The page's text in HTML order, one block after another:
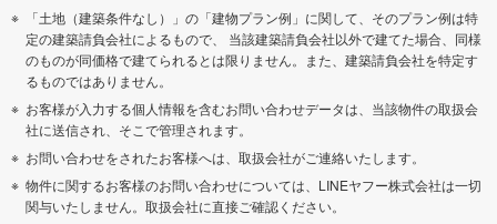
「土地（建築条件なし）」の「建物プラン例」に関して、そのプラン例は特
定の建築請負会社によるもので、 当該建築請負会社以外で建てた場合、同様
のものが同価格で建てられるとは限りません。また、建築請負会社を特定す
るものではありません。
お客様が入力する個人情報を含むお問い合わせデータは、当該物件の取扱会
社に送信され、そこで管理されます。
お問い合わせをされたお客様へは、取扱会社がご連絡いたします。
物件に関するお客様のお問い合わせについては、LINEヤフー株式会社は一切
関与いたしません。取扱会社に直接ご確認ください。